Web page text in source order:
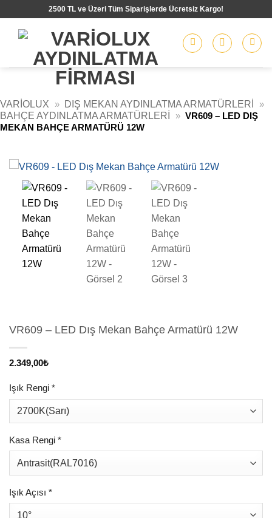
2500 TL ve Üzeri Tüm Siparişlerde Ücretsiz Kargo!
VARIOLUX » DIŞ MEKAN AYDINLATMA ARMATÜRLERI
»
BAHÇE AYDINLATMA ARMATÜRLERI
» VR609 – LED DIŞ
MEKAN BAHÇE ARMATÜRÜ 12W
VR609 – LED Dış Mekan Bahçe Armatürü 12W
2.349,00₺
Işık Rengi *
Kasa Rengi *
Işık Açısı *